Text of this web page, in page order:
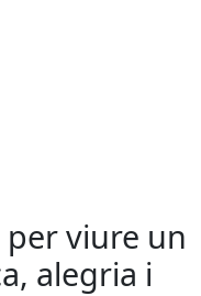
per viure un
alegria i